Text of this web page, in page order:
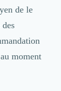
de le
moment